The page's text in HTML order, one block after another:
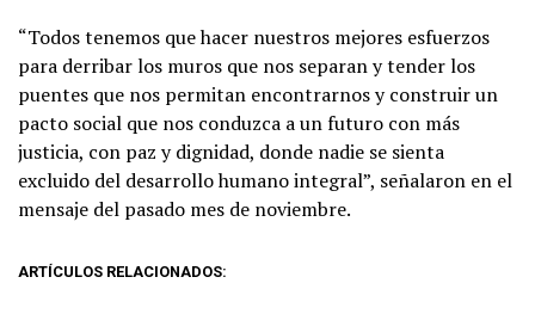
“Todos tenemos que hacer nuestros mejores esfuerzos
para derribar los muros que nos separan y tender los
puentes que nos permitan encontrarnos y construir un
pacto social que nos conduzca a un futuro con más
justicia, con paz y dignidad, donde nadie se sienta
excluido del desarrollo humano integral”, señalaron en el
mensaje del pasado mes de noviembre.
ARTÍCULOS RELACIONADOS: